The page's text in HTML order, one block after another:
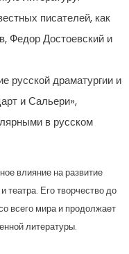
писателей, как
Федор Достоевский и
русской драматургии и
и Сальери»,
в русском
влияние на развитие
театра. Его творчество до
всего мира и продолжает
литературы.